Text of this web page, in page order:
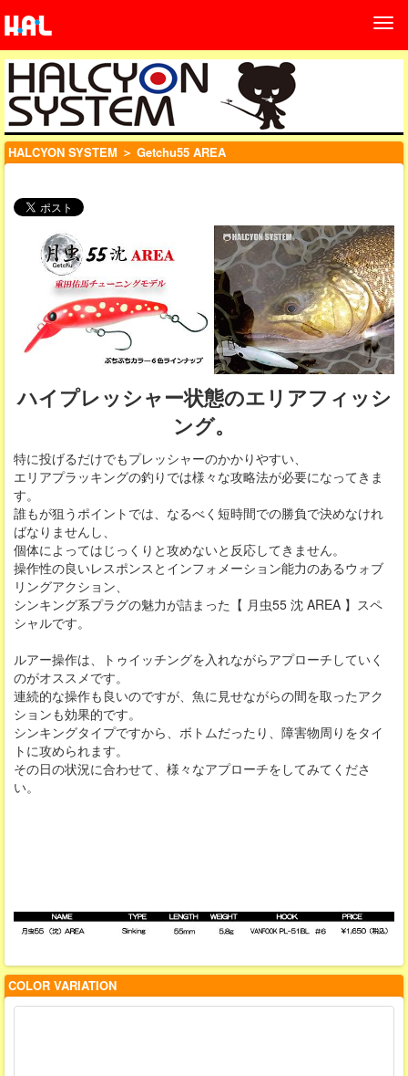
HALCYON SYSTEM ＞ Getchu55 AREA
ハイプレッシャー状態のエリアフィッシ
ング。
特に投げるだけでもプレッシャーのかかりやすい、
エリアプラッキングの釣りでは様々な攻略法が必要になってきま
す。
誰もが狙うポイントでは、なるべく短時間での勝負で決めなけれ
ばなりませんし、
個体によってはじっくりと攻めないと反応してきません。
操作性の良いレスポンスとインフォメーション能力のあるウォブ
リングアクション、
シンキング系プラグの魅力が詰まった【 月虫55 沈 AREA 】スペ
シャルです。
ルアー操作は、トゥイッチングを入れながらアプローチしていく
のがオススメです。
連続的な操作も良いのですが、魚に見せながらの間を取ったアク
ションも効果的です。
シンキングタイプですから、ボトムだったり、障害物周りをタイ
トに攻められます。
その日の状況に合わせて、様々なアプローチをしてみてくださ
い。
COLOR VARIATION